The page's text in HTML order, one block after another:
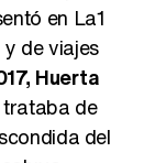
en La1
de viajes
Huerta
trataba de
del